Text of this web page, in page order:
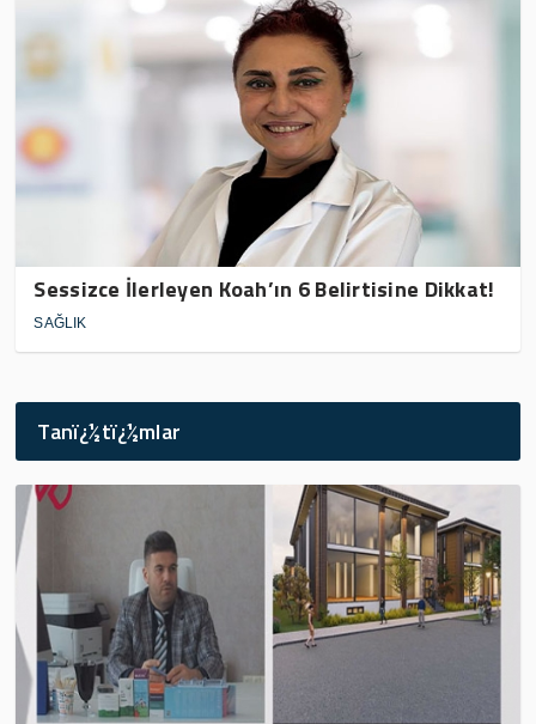
Sessizce İlerleyen Koah’ın 6 Belirtisine Dikkat!
SAĞLIK
Tanï¿½tï¿½mlar